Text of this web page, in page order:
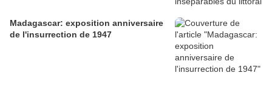
Madagascar: exposition anniversaire
de l'insurrection de 1947